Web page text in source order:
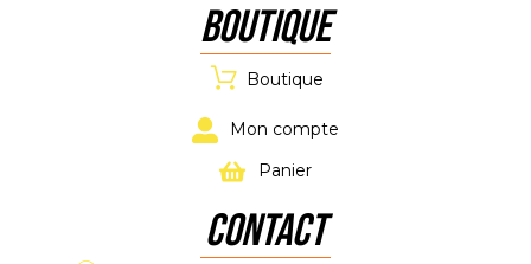
Boutique
Boutique
Mon compte
Panier
CONTACT